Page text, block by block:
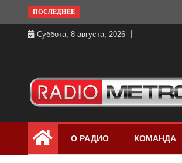
to
content
ПОСЛЕДНЕЕ
Суббота, 8 августа, 2026
Радио МЕТРО
бесплатно в хорошем качестве
Петербург и Россия
О РАДИО КОМАНДА